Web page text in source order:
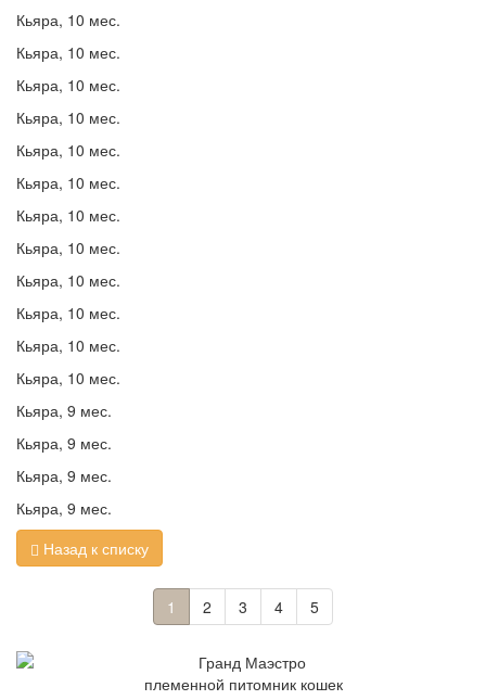
Кьяра, 10 мес.
Кьяра, 10 мес.
Кьяра, 10 мес.
Кьяра, 10 мес.
Кьяра, 10 мес.
Кьяра, 10 мес.
Кьяра, 10 мес.
Кьяра, 10 мес.
Кьяра, 10 мес.
Кьяра, 10 мес.
Кьяра, 10 мес.
Кьяра, 10 мес.
Кьяра, 9 мес.
Кьяра, 9 мес.
Кьяра, 9 мес.
Кьяра, 9 мес.
Назад к списку
1 2 3 4 5
племенной питомник кошек